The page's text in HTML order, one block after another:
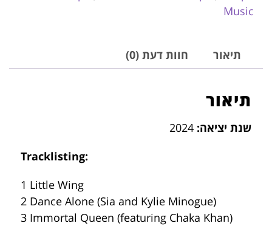
Music
תיאור חוות דעת (0)
תיאור
שנת יציאה:
Tracklisting:
1 Little Wing
2 Dance Alone (Sia and Kylie Minogue)
3 Immortal Queen (featuring Chaka Khan)